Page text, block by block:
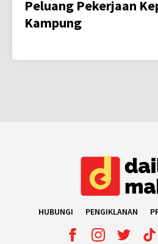
Peluang Pekerjaan
Kampung
HUBUNGI PENGIKLANAN